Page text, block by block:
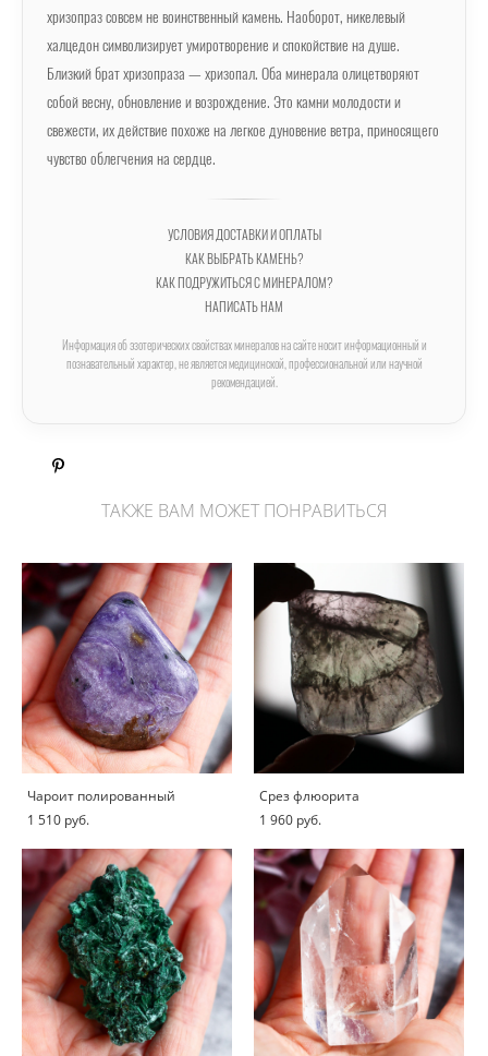
хризопраз совсем не воинственный камень. Наоборот, никелевый
халцедон символизирует умиротворение и спокойствие на душе.
Близкий брат хризопраза — хризопал. Оба минерала олицетворяют
собой весну, обновление и возрождение. Это камни молодости и
свежести, их действие похоже на легкое дуновение ветра, приносящего
чувство облегчения на сердце.
УСЛОВИЯ ДОСТАВКИ И ОПЛАТЫ
КАК ВЫБРАТЬ КАМЕНЬ?
КАК ПОДРУЖИТЬСЯ С МИНЕРАЛОМ?
НАПИСАТЬ НАМ
Информация об эзотерических свойствах минералов на сайте носит информационный и
познавательный характер, не является медицинской, профессиональной или научной
рекомендацией.
ТАКЖЕ ВАМ МОЖЕТ ПОНРАВИТЬСЯ
Чароит полированный
1 510 pуб.
Срез флюорита
1 960 pуб.